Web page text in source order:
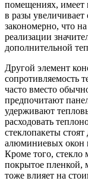
помещениях, имеет
в разы увеличивает
закономерно, что
реализации
дополнительной
Другой элемент
сопротивляемость
часто вместо
предпочитают
удерживают
расходовать
стеклопакеты
алюминиевых окон
Кроме того,
покрытое пленкой,
тоже влияет на